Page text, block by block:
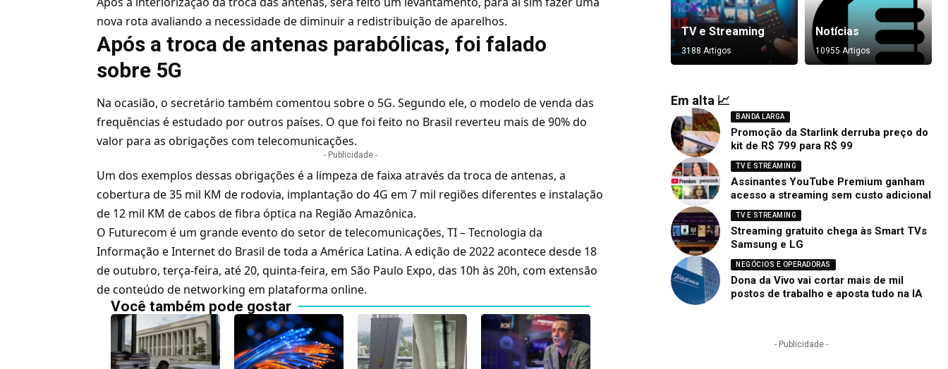
nova rota avaliando a necessidade de diminuir a redistribuição de aparelhos.
Após a troca de antenas parabólicas, foi falado
sobre 5G
Na ocasião, o secretário também comentou sobre o 5G. Segundo ele, o modelo de venda das
frequências é estudado por outros países. O que foi feito no Brasil reverteu mais de 90% do
valor para as obrigações com telecomunicações.
- Publicidade -
Um dos exemplos dessas obrigações é a limpeza de faixa através da troca de antenas, a
cobertura de 35 mil KM de rodovia, implantação do 4G em 7 mil regiões diferentes e instalação
de 12 mil KM de cabos de fibra óptica na Região Amazônica.
O Futurecom é um grande evento do setor de telecomunicações, TI – Tecnologia da
Informação e Internet do Brasil de toda a América Latina. A edição de 2022 acontece desde 18
de outubro, terça-feira, até 20, quinta-feira, em São Paulo Expo, das 10h às 20h, com extensão
de conteúdo de networking em plataforma online.
Você também pode gostar
TV e Streaming
3188 Artigos
Notícias
10955 Artigos
Em alta 📈
BANDA LARGA
Promoção da Starlink derruba preço do
kit de R$ 799 para R$ 99
TV E STREAMING
Assinantes YouTube Premium ganham
acesso a streaming sem custo adicional
TV E STREAMING
Streaming gratuito chega às Smart TVs
Samsung e LG
NEGÓCIOS E OPERADORAS
Dona da Vivo vai cortar mais de mil
postos de trabalho e aposta tudo na IA
- Publicidade -